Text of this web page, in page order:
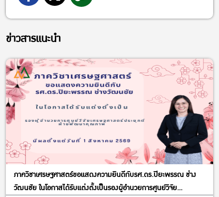
ข่าวสารแนะนำ
ภาควิชาเศรษฐศาสตร์ขอแสดงความยินดีกับรศ.ดร.ปิยะพรรณ ช่าง
วัฒนชัย ในโอกาสได้รับแต่งตั้งเป็นรองผู้อำนวยการศูนย์วิจัย